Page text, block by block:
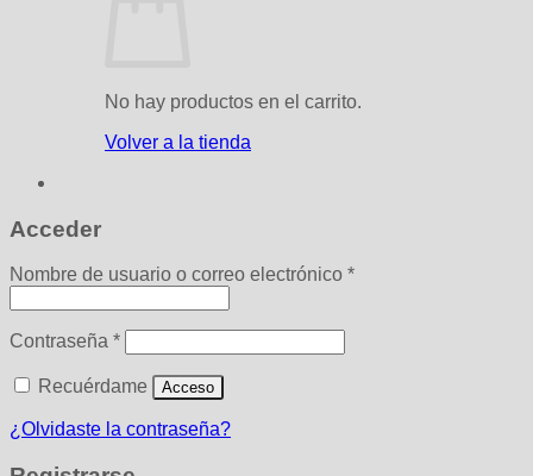
No hay productos en el carrito.
Volver a la tienda
Acceder
Nombre de usuario o correo electrónico *Obligatorio
Contraseña *Obligatorio
Recuérdame Acceso
¿Olvidaste la contraseña?